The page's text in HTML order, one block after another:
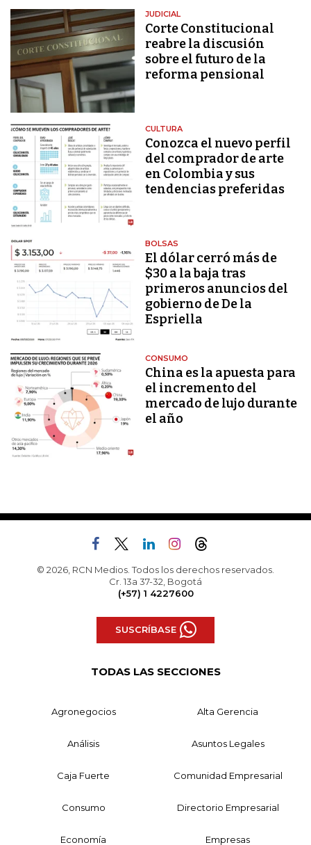
JUDICIAL
Corte Constitucional
reabre la discusión
sobre el futuro de la
reforma pensional
CULTURA
Conozca el nuevo perfil
del comprador de arte
en Colombia y sus
tendencias preferidas
BOLSAS
El dólar cerró más de
$30 a la baja tras
primeros anuncios del
gobierno de De la
Espriella
CONSUMO
China es la apuesta para
el incremento del
mercado de lujo durante
el año
© 2026, RCN Medios. Todos los derechos reservados.
Cr. 13a 37-32, Bogotá
(+57) 1 4227600
SUSCRÍBASE
TODAS LAS SECCIONES
Agronegocios Alta Gerencia
Análisis Asuntos Legales
Caja Fuerte Comunidad Empresarial
Consumo Directorio Empresarial
Economía Empresas